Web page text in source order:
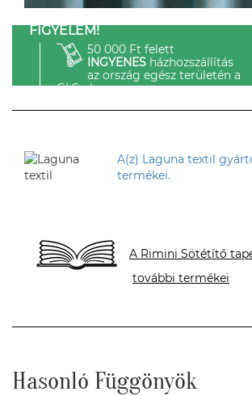
FIGYELEM!
50 000 Ft felett
INGYENESházhozszállítás
az ország egész területén a
GLS-el.
A(z) Laguna textil
termékei.
A Rimini Sötétítő
további termékei
Hasonló Függönyök